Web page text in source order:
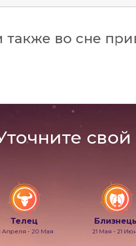
во сне
Телец
Апреля - 20 Мая 21 Мая - 21